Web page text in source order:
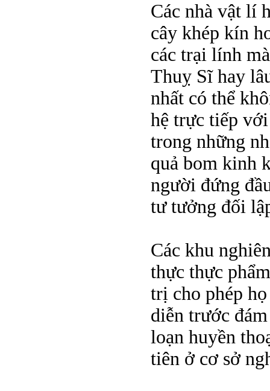
Các nhà vật lí
cây khép kín
các trại lính
Thuỵ Sĩ hay
nhất có thể
hệ trực tiếp
trong những
quả bom kinh
người đứng
tư tưởng đối
Các khu
thực thực
trị cho phép
diễn trước
loạn huyền
tiên ở cơ sở